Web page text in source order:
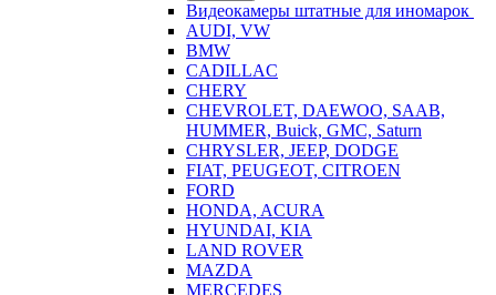
Видеокамеры штатные для иномарок
AUDI, VW
BMW
CADILLAC
CHERY
CHEVROLET, DAEWOO, SAAB,
HUMMER, Buick, GMC, Saturn
CHRYSLER, JEEP, DODGE
FIAT, PEUGEOT, CITROEN
FORD
HONDA, ACURA
HYUNDAI, KIA
LAND ROVER
MAZDA
MERCEDES